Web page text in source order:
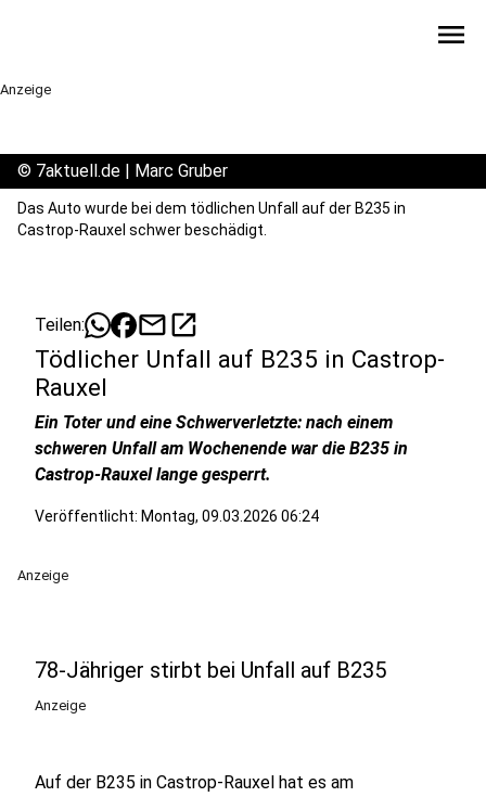
menu
Anzeige
© 7aktuell.de | Marc Gruber
Das Auto wurde bei dem tödlichen Unfall auf der B235 in
Castrop-Rauxel schwer beschädigt.
Teilen: mailopen_in_new
Tödlicher Unfall auf B235 in Castrop-
Rauxel
Ein Toter und eine Schwerverletzte: nach einem
schweren Unfall am Wochenende war die B235 in
Castrop-Rauxel lange gesperrt.
Veröffentlicht: Montag, 09.03.2026 06:24
Anzeige
78-Jähriger stirbt bei Unfall auf B235
Anzeige
Auf der B235 in Castrop-Rauxel hat es am